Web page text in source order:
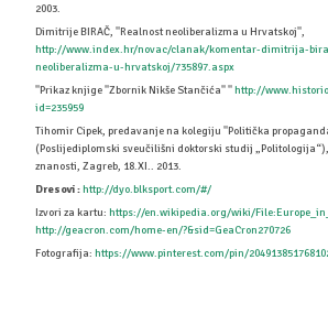
2003.
Dimitrije BIRAČ, ''Realnost neoliberalizma u Hrvatskoj'',
http://www.index.hr/novac/clanak/komentar-dimitrija-
neoliberalizma-u-hrvatskoj/735897.aspx
''Prikaz knjige ''Zbornik Nikše Stančića'' ''http://
id=235959
Tihomir Cipek, predavanje na kolegiju ''Politička
(Poslijediplomski sveučilišni doktorski studij
znanosti, Zagreb, 18.XI.. 2013.
Dresovi :http://dyo.blksport.com/#/
Izvori za kartu: https://en.wikipedia.org/wiki/
http://geacron.com/home-en/?&sid=GeaCron270726
Fotografija: https://www.pinterest.com/pin/